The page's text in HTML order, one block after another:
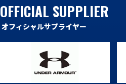
OFFICIAL SUPPLIER
オフィシャルサプライヤー